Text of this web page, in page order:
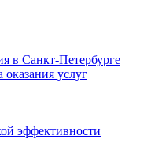
в Санкт-Петербурге
оказания услуг
эффективности